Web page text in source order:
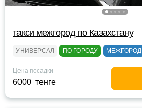
такси межгород по Казахстану
УНИВЕРСАЛ ПО ГОРОДУ МЕЖГОРОД
Цена посадки
6000 тенге